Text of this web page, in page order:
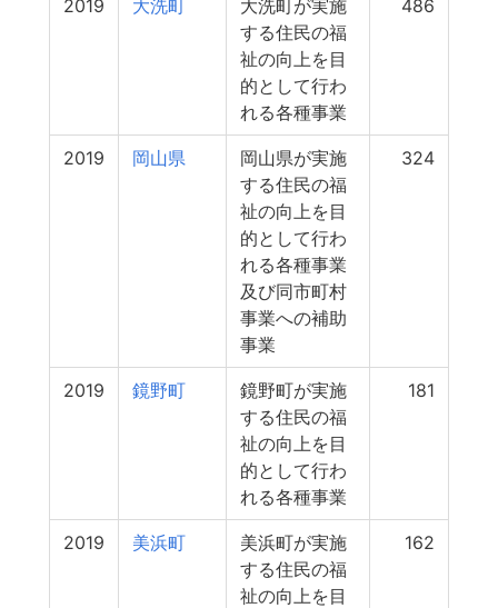
2019 大洗町
大洗町が実施
する住民の福
祉の向上を目
的として行わ
れる各種事業
486
2019 岡山県
岡山県が実施
する住民の福
祉の向上を目
的として行わ
れる各種事業
及び同市町村
事業への補助
事業
324
2019 鏡野町
鏡野町が実施
する住民の福
祉の向上を目
的として行わ
れる各種事業
181
2019 美浜町
美浜町が実施
する住民の福
祉の向上を目
162